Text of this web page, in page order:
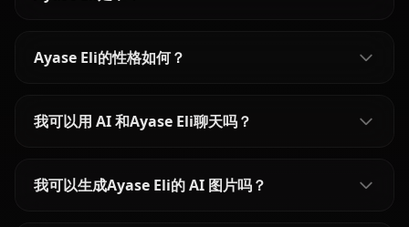
Ayase Eli的性格如何？
我可以用 AI 和Ayase Eli聊天吗？
我可以生成Ayase Eli的 AI 图片吗？